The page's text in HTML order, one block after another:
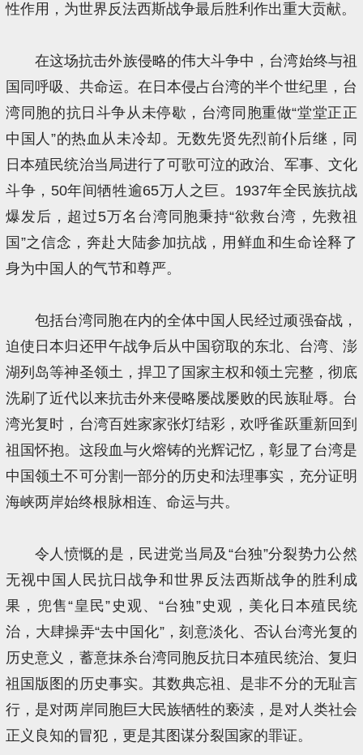
性作用，为世界反法西斯战争最后胜利作出重大贡献。
在这场抗击外族侵略的伟大斗争中，台湾始终与祖
国同呼吸、共命运。在日本侵占台湾的半个世纪里，台
湾同胞的抗日斗争从未停歇，台湾同胞重做“堂堂正正
中国人”的热血从未冷却。无数先贤先烈前仆后继，同
日本殖民统治当局进行了可歌可泣的政治、军事、文化
斗争，50年间牺牲逾65万人之巨。1937年全民族抗战
爆发后，超过5万名台湾同胞秉持“欲救台湾，先救祖
国”之信念，奔赴大陆参加抗战，用鲜血和生命诠释了
身为中国人的气节和尊严。
包括台湾同胞在内的全体中国人民经过顽强奋战，
迫使日本归还甲午战争后从中国窃取的东北、台湾、澎
湖列岛等神圣领土，捍卫了国家主权和领土完整，彻底
洗刷了近代以来抗击外来侵略屡战屡败的民族耻辱。台
湾光复时，台湾百姓家家张灯结彩，欢呼雀跃重新回到
祖国怀抱。这段血与火熔铸的光辉记忆，彰显了台湾是
中国领土不可分割一部分的历史和法理事实，充分证明
海峡两岸始终根脉相连、命运与共。
令人愤慨的是，民进党当局及“台独”分裂势力公然
无视中国人民抗日战争和世界反法西斯战争的胜利成
果，兜售“皇民”史观、“台独”史观，美化日本殖民统
治，大肆操弄“去中国化”，刻意淡化、否认台湾光复的
历史意义，蓄意抹杀台湾同胞反抗日本殖民统治、复归
祖国版图的历史事实。其数典忘祖、是非不分的无耻言
行，是对两岸同胞巨大民族牺牲的亵渎，是对人类社会
正义良知的冒犯，更是其图谋分裂国家的罪证。